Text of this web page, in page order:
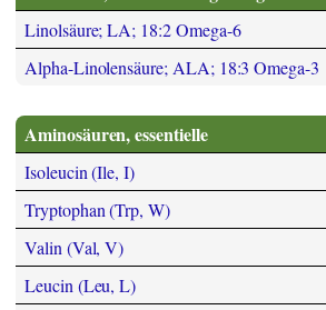
Linolsäure; LA; 18:2 Omega-6
Alpha-Linolensäure; ALA; 18:3 Omega-3
Aminosäuren, essentielle
Isoleucin (Ile, I)
Tryptophan (Trp, W)
Valin (Val, V)
Leucin (Leu, L)